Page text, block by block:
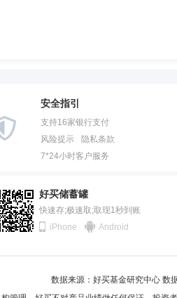
安全指引
支持16家银行支付
风险提示
隐私条款
7*24小时客户服务
好买储蓄罐
快速存;极速取;取现1秒到账
iPhone
Android
数据来源：好买基金研究中心 数